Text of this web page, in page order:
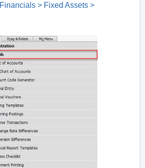
Financials > Fixed Assets >